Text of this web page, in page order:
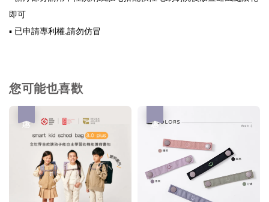
即可
▪ 已申請專利權,請勿仿冒
您可能也喜歡